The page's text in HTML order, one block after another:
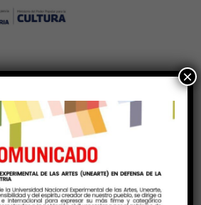
de Unearte
×